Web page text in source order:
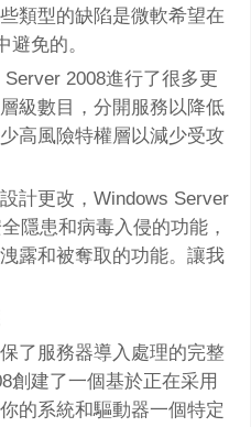
類型的缺陷是微軟希望在
免的。
2008進行了很多更
級數目，分開服務以降低
高風險特權層以減少受攻
更改，Windows Server
隱患和病毒入侵的功能，
露和被奪取的功能。讓我
服務器導入處理的完整
創建了一個基於正在采用
的系統和驅動器一個特定